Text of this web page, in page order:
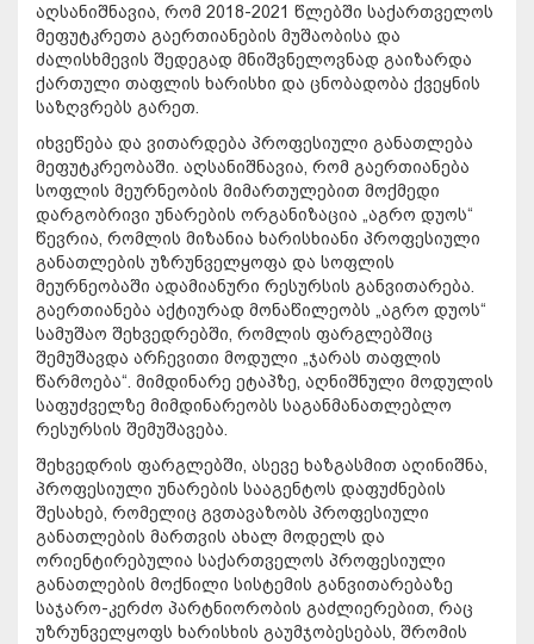
აღსანიშნავია, რომ 2018-2021 წლებში საქართველოს
მეფუტკრეთა გაერთიანების მუშაობისა და
ძალისხმევის შედეგად მნიშვნელოვნად გაიზარდა
ქართული თაფლის ხარისხი და ცნობადობა ქვეყნის
საზღვრებს გარეთ.
იხვეწება და ვითარდება პროფესიული განათლება
მეფუტკრეობაში. აღსანიშნავია, რომ გაერთიანება
სოფლის მეურნეობის მიმართულებით მოქმედი
დარგობრივი უნარების ორგანიზაცია „აგრო დუოს“
წევრია, რომლის მიზანია ხარისხიანი პროფესიული
განათლების უზრუნველყოფა და სოფლის
მეურნეობაში ადამიანური რესურსის განვითარება.
გაერთიანება აქტიურად მონაწილეობს „აგრო დუოს“
სამუშაო შეხვედრებში, რომლის ფარგლებშიც
შემუშავდა არჩევითი მოდული „ჯარას თაფლის
წარმოება“. მიმდინარე ეტაპზე, აღნიშნული მოდულის
საფუძველზე მიმდინარეობს საგანმანათლებლო
რესურსის შემუშავება.
შეხვედრის ფარგლებში, ასევე ხაზგასმით აღინიშნა,
პროფესიული უნარების სააგენტოს დაფუძნების
შესახებ, რომელიც გვთავაზობს პროფესიული
განათლების მართვის ახალ მოდელს და
ორიენტირებულია საქართველოს პროფესიული
განათლების მოქნილი სისტემის განვითარებაზე
საჯარო-კერძო პარტნიორობის გაძლიერებით, რაც
უზრუნველყოფს ხარისხის გაუმჯობესებას, შრომის